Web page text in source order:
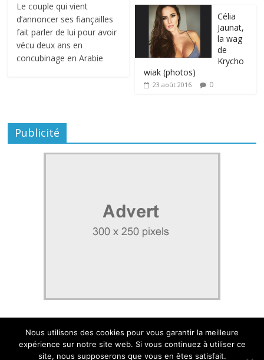
Le couple qui vient
d’annoncer ses fiançailles
fait parler de lui pour avoir
vécu deux ans en
concubinage en Arabie
Célia
Jaunat,
la wag
de
Krycho
wiak (photos)
23 août 2016 0
Publicité
Nous utilisons des cookies pour vous garantir la meilleure
expérience sur notre site web. Si vous continuez à utiliser ce
site, nous supposerons que vous en êtes satisfait.